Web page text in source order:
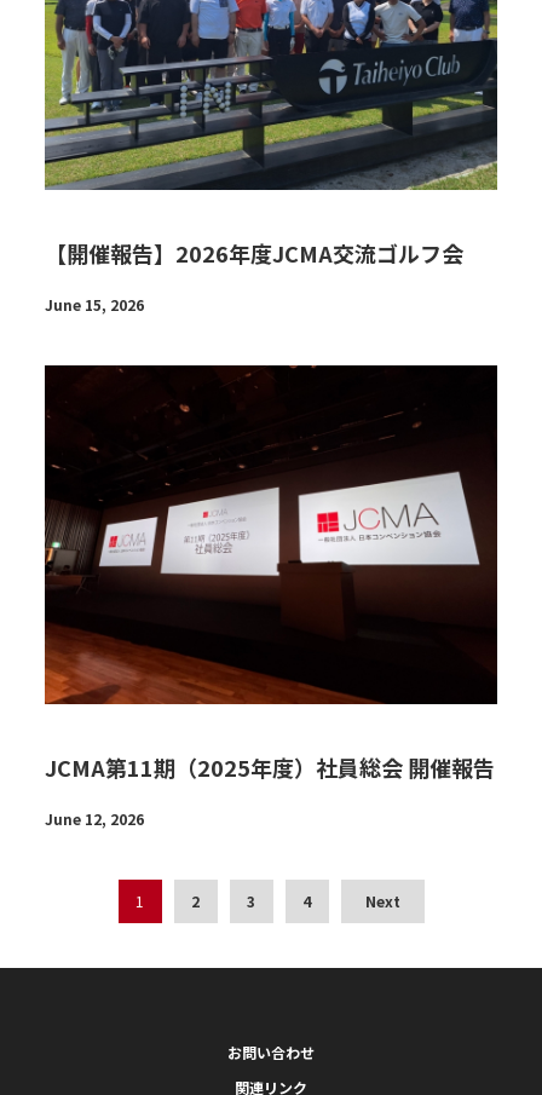
【開催報告】2026年度JCMA交流ゴルフ会
June 15, 2026
JCMA第11期（2025年度）社員総会 開催報告
June 12, 2026
1 2 3 4 Next
お問い合わせ
関連リンク